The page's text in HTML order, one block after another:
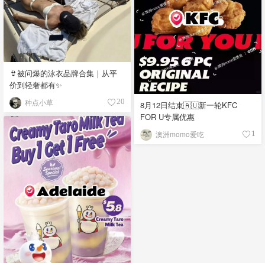
👙被问爆的泳衣品牌合集｜从平
价到轻奢都有✨
种点小草 20
8月12日结束🇦🇺新一轮KFC
FOR U专属优惠
澳洲momo爱吃 1